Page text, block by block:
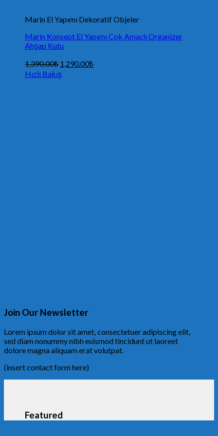
Marin El Yapımı Dekoratif Objeler
Marin Konsept El Yapımı Çok Amaçlı Organizer
Ahşap Kutu
1,390.00₺ 1,290.00₺
Hızlı Bakış
Join Our Newsletter
Lorem ipsum dolor sit amet, consectetuer adipiscing elit,
sed diam nonummy nibh euismod tincidunt ut laoreet
dolore magna aliquam erat volutpat.
(insert contact form here)
Featured